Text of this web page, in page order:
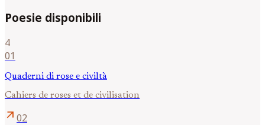
Poesie disponibili
4
01
Quaderni di rose e civiltà
Cahiers de roses et de civilisation
arrow_outward 02